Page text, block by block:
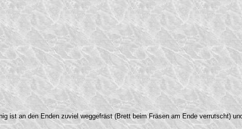
ist an den Enden zuviel weggefräst (Brett beim Fräsen am Ende verrutscht)